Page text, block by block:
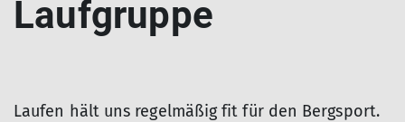
Laufgruppe
Laufen hält uns regelmäßig fit für den Bergsport.